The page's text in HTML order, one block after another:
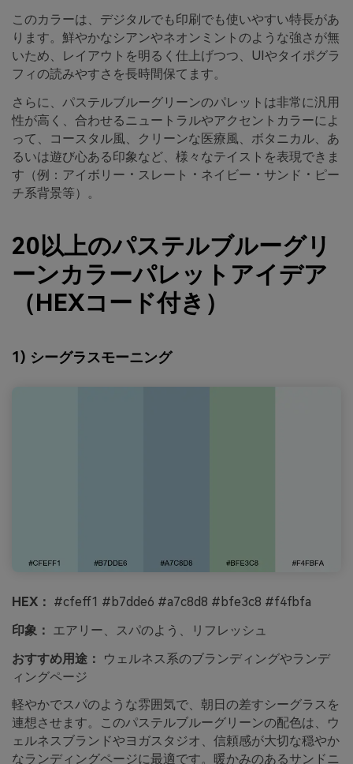
このカラーは、デジタルでも印刷でも使いやすい特長があ
ります。鮮やかなシアンやネオンミントのような強さが無
いため、レイアウトを明るく仕上げつつ、UIやタイポグラ
フィの読みやすさを長時間保てます。
さらに、パステルブルーグリーンのパレットは非常に汎用
性が高く、合わせるニュートラルやアクセントカラーによ
って、コースタル風、クリーンな医療風、ボタニカル、あ
るいは遊び心ある印象など、様々なテイストを表現できま
す（例：アイボリー・スレート・ネイビー・サンド・ピー
チ系背景等）。
20以上のパステルブルーグリ
ーンカラーパレットアイデア
（HEXコード付き）
1) シーグラスモーニング
HEX： #cfeff1 #b7dde6 #a7c8d8 #bfe3c8 #f4fbfa
印象： エアリー、スパのよう、リフレッシュ
おすすめ用途：
ウェルネス系のブランディングやランデ
ィングページ
軽やかでスパのような雰囲気で、朝日の差すシーグラスを
連想させます。このパステルブルーグリーンの配色は、ウ
ェルネスブランドやヨガスタジオ、信頼感が大切な穏やか
なランディングページに最適です。暖かみのあるサンドニ